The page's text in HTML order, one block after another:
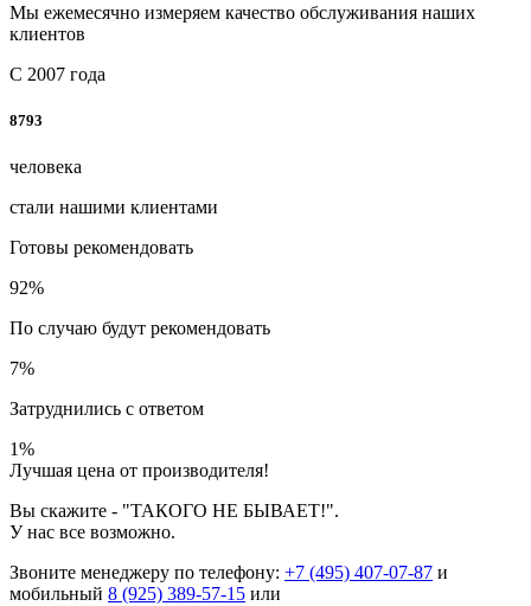
Мы ежемесячно измеряем качество обслуживания наших
клиентов
С 2007 года
8793
человека
стали нашими клиентами
Готовы рекомендовать
92%
По случаю будут рекомендовать
7%
Затруднились с ответом
1%
Лучшая цена от производителя!
Вы скажите - "ТАКОГО НЕ БЫВАЕТ!".
У нас все возможно.
Звоните менеджеру по телефону: +7 (495) 407-07-87 и
мобильный 8 (925) 389-57-15 или